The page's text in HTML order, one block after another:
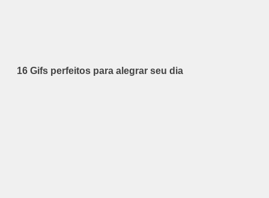
16 Gifs perfeitos para alegrar seu dia